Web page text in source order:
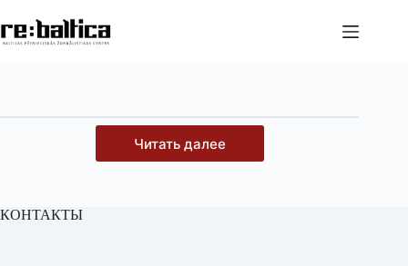
к
сути
Читать далее
КОНТАКТЫ